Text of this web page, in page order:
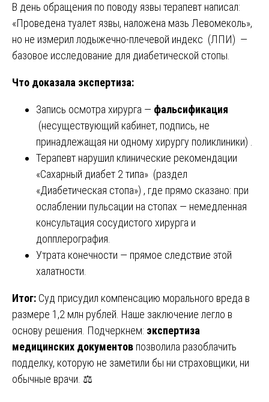
В день обращения по поводу язвы терапевт написал:
«Проведена туалет язвы, наложена мазь Левомеколь»,
но не измерил лодыжечно-плечевой индекс (ЛПИ) —
базовое исследование для диабетической стопы.
Что доказала экспертиза:
Запись осмотра хирурга — фальсификация
(несуществующий кабинет, подпись, не
принадлежащая ни одному хирургу поликлиники) .
Терапевт нарушил клинические рекомендации
«Сахарный диабет 2 типа» (раздел
«Диабетическая стопа») , где прямо сказано: при
ослаблении пульсации на стопах — немедленная
консультация сосудистого хирурга и
допплерография.
Утрата конечности — прямое следствие этой
халатности.
Итог: Суд присудил компенсацию морального вреда в
размере 1,2 млн рублей. Наше заключение легло в
основу решения. Подчеркнем: экспертиза
медицинских документов позволила разоблачить
подделку, которую не заметили бы ни страховщики, ни
обычные врачи. ⚖️